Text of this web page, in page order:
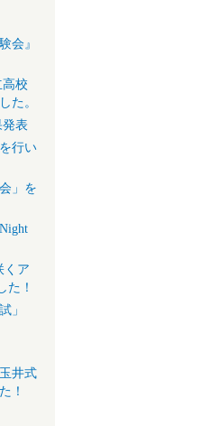
会』
高校
た。
発表
行い
」を
くア
た！
」
井式
！